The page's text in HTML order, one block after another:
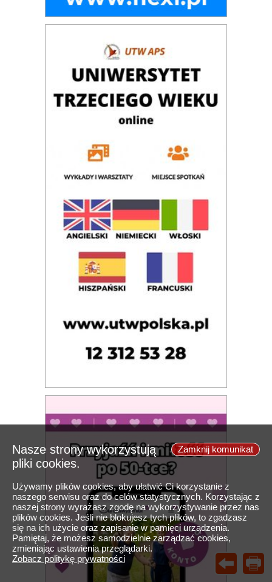
Zamknij komunikat
Nasze strony wykorzystują
pliki cookies.
Używamy plików cookies, aby ułatwić Ci korzystanie z
naszego serwisu oraz do celów statystycznych. Korzystając z
naszej strony wyrażasz zgodę na wykorzystywanie przez nas
plików cookies. Jeśli nie blokujesz tych plików, to zgadzasz
się na ich użycie oraz zapisanie w pamięci urządzenia.
Pamiętaj, że możesz samodzielnie zarządzać cookies,
zmieniając ustawienia przeglądarki.
Zobacz politykę prywatności